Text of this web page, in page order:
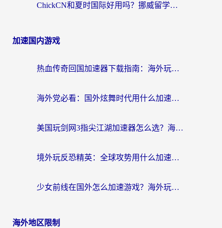
ChickCN和夏时国际好用吗？挪威留学生亲测3款回国加速器，附穿梭和加速喵对比指南
加速国内游戏
热血传奇回国加速器下载指南：海外玩家如何流畅砍怪不卡顿？
海外党必看：国外炫舞时代用什么加速器比较好？解决延迟卡顿的终极方案
美国玩剑网3指尖江湖加速器怎么选？海外党亲测避坑指南
境外玩反恐精英：全球攻势用什么加速器？2026海外玩家亲测实用指南
少女前线在国外怎么加速游戏？海外玩家必看的国服游戏畅玩指南
海外地区限制